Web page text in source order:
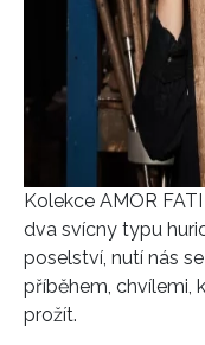
Kolekce AMOR
dva svícny typu
poselství, nutí nás
příběhem, chvílemi,
prožít.